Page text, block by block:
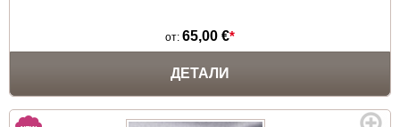
от: 65,00 €*
ДЕТАЛИ